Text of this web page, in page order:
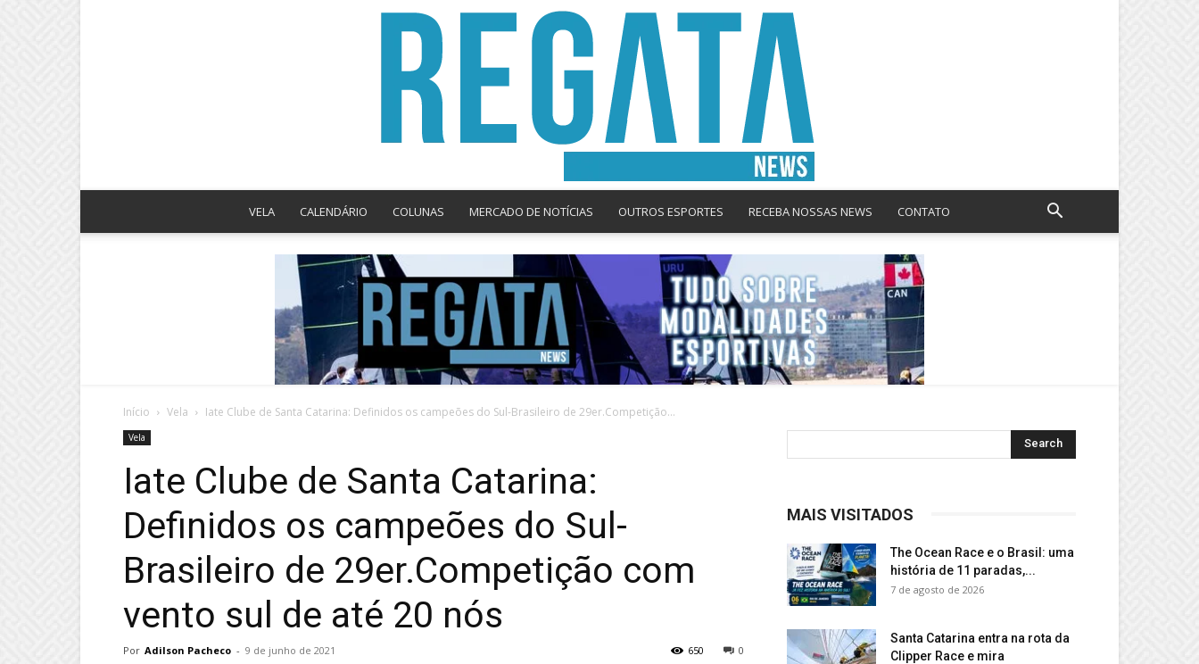
News
VELA CALENDÁRIO COLUNAS MERCADO DE NOTÍCIAS OUTROS ESPORTES RECEBA NOSSAS NEWS CONTATO
Início Vela Iate Clube de Santa Catarina: Definidos os campeões do Sul-Brasileiro de 29er.Competição...
Vela
Iate Clube de Santa Catarina:
Definidos os campeões do Sul-
Brasileiro de 29er.Competição com
vento sul de até 20 nós
Por Adilson Pacheco - 9 de junho de 2021 0
650
MAIS VISITADOS
The Ocean Race e o Brasil: uma
história de 11 paradas,...
7 de agosto de 2026
Santa Catarina entra na rota da
Clipper Race e mira